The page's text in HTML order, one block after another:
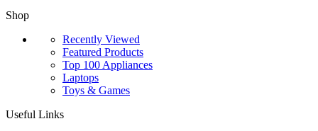
Shop
Recently Viewed
Featured Products
Top 100 Appliances
Laptops
Toys & Games
Useful Links